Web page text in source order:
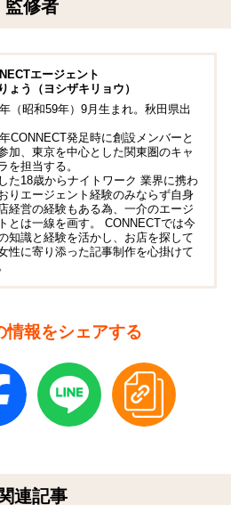
監修者
エージェント
ょう（ヨシザキリョウ）
（昭和59年）9月生まれ。秋田県出
CONNECT発足時に創設メンバーと
加、東京を中心とした関東圏のキャ
を担当する。
た18歳からナイトワーク 業界に携わ
りエージェント経験のみならず自身
経営の経験もある為、一介のエージ
とは一線を画す。 CONNECTでは今
知識と経験を活かし、お店を探して
性に寄り添った記事制作を心掛けて
情報をシェアする
関連記事